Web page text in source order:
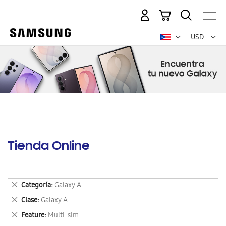
USD -
dólar
Mi carrito
Tienda Online
Categoría Galaxy A
Eliminar
este
artículo
Clase Galaxy A
Eliminar
este
artículo
Feature Multi-sim
Eliminar